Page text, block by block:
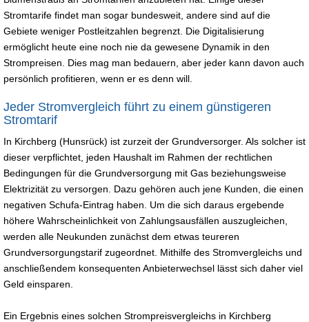
Stromtarife findet man sogar bundesweit, andere sind auf die
Gebiete weniger Postleitzahlen begrenzt. Die Digitalisierung
ermöglicht heute eine noch nie da gewesene Dynamik in den
Strompreisen. Dies mag man bedauern, aber jeder kann davon auch
persönlich profitieren, wenn er es denn will.
Jeder Stromvergleich führt zu einem günstigeren
Stromtarif
In Kirchberg (Hunsrück) ist zurzeit der Grundversorger. Als solcher ist
dieser verpflichtet, jeden Haushalt im Rahmen der rechtlichen
Bedingungen für die Grundversorgung mit Gas beziehungsweise
Elektrizität zu versorgen. Dazu gehören auch jene Kunden, die einen
negativen Schufa-Eintrag haben. Um die sich daraus ergebende
höhere Wahrscheinlichkeit von Zahlungsausfällen auszugleichen,
werden alle Neukunden zunächst dem etwas teureren
Grundversorgungstarif zugeordnet. Mithilfe des Stromvergleichs und
anschließendem konsequenten Anbieterwechsel lässt sich daher viel
Geld einsparen.
Ein Ergebnis eines solchen Strompreisvergleichs in Kirchberg